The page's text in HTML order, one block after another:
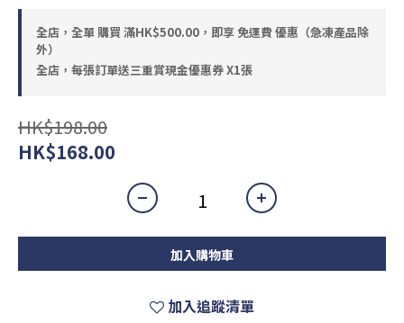
全店，全單 購買 滿HK$500.00，即享 免運費 優惠（急凍產品除
外）
全店，每張訂單送三重賞現金優惠券 X1張
HK$198.00
HK$168.00
加入購物車
加入追蹤清單